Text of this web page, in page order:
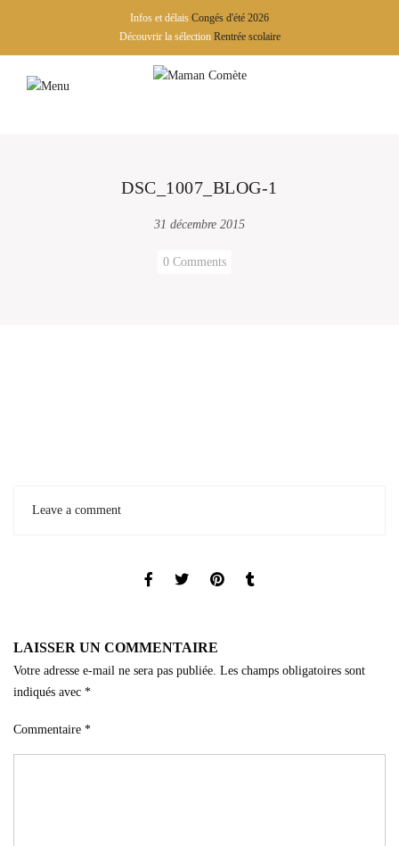
Infos et délais Congés d'été 2026
Découvrir la sélection Rentrée scolaire
DSC_1007_BLOG-1
31 décembre 2015
0 Comments
Leave a comment
LAISSER UN COMMENTAIRE
Votre adresse e-mail ne sera pas publiée. Les champs obligatoires sont
indiqués avec *
Commentaire *